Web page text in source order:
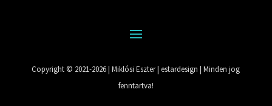
Copyright © 2021-2026 | Miklósi Eszter | estardesign | Minden jog
fenntartva!